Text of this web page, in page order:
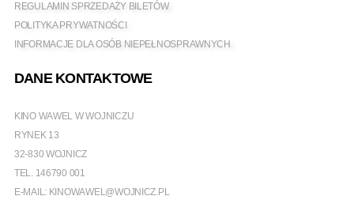
REGULAMIN SPRZEDAŻY BILETÓW
POLITYKA PRYWATNOŚCI
INFORMACJE DLA OSÓB NIEPEŁNOSPRAWNYCH
DANE KONTAKTOWE
KINO WAWEL W WOJNICZU
RYNEK 13
32-830 WOJNICZ
TEL. 146790 001
E-MAIL: KINOWAWEL@WOJNICZ.PL